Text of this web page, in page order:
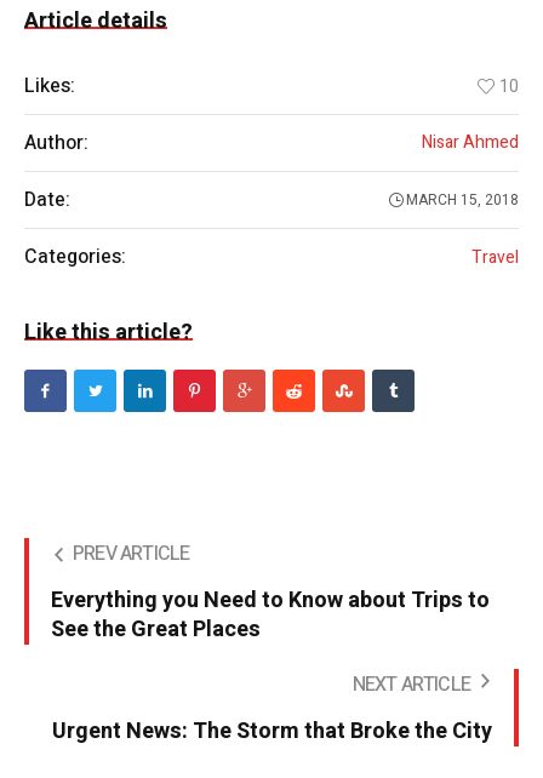
Article details
Likes: 10
Author: Nisar Ahmed
Date: MARCH 15, 2018
Categories: Travel
Like this article?
PREV ARTICLE
Everything you Need to Know about Trips to
See the Great Places
NEXT ARTICLE
Urgent News: The Storm that Broke the City